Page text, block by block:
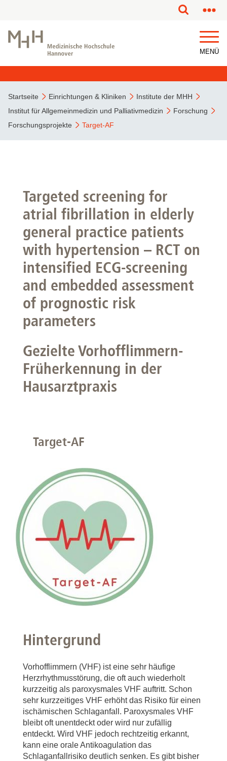
MENÜ
Startseite Einrichtungen & Kliniken
Institute der MHH
Institut für Allgemeinmedizin und Palliativmedizin
Forschung
Forschungsprojekte
Target-AF
Targeted screening for
atrial fibrillation in elderly
general practice patients
with hypertension – RCT on
intensified ECG-screening
and embedded assessment
of prognostic risk
parameters
Gezielte Vorhofflimmern-
Früherkennung in der
Hausarztpraxis
Target-AF
Hintergrund
Vorhofflimmern (VHF) ist eine sehr häufige
Herzrhythmusstörung, die oft auch wiederholt
kurzzeitig als paroxysmales VHF auftritt. Schon
sehr kurzzeitiges VHF erhöht das Risiko für einen
ischämischen Schlaganfall. Paroxysmales VHF
bleibt oft unentdeckt oder wird nur zufällig
entdeckt. Wird VHF jedoch rechtzeitig erkannt,
kann eine orale Antikoagulation das
Schlaganfallrisiko deutlich senken. Es gibt bisher